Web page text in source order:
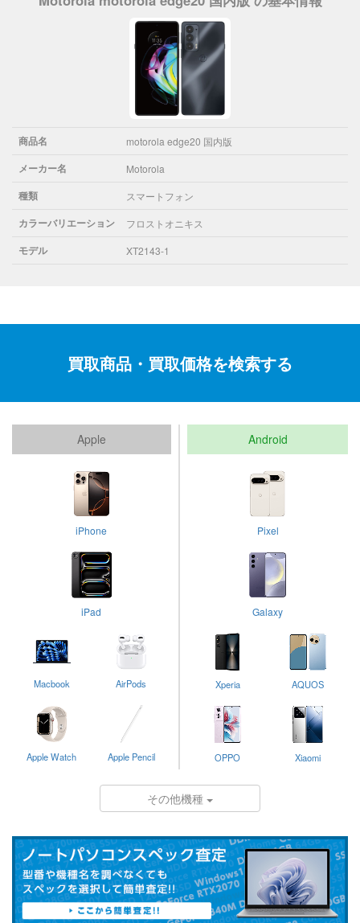
商品名 motorola edge20 国内版
メーカー名 Motorola
種類 スマートフォン
カラーバリエーション フロストオニキス
モデル XT2143-1
買取商品・買取価格を検索する
Apple
iPhone
iPad
Macbook AirPods
Apple Watch Apple Pencil
Android
Pixel
Galaxy
Xperia AQUOS
OPPO Xiaomi
その他機種